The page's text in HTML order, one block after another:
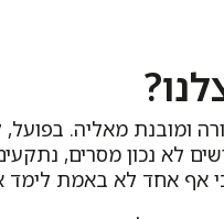
ומובנת מאליה.
לא נכון מסרים,
אף אחד לא באמת לימד